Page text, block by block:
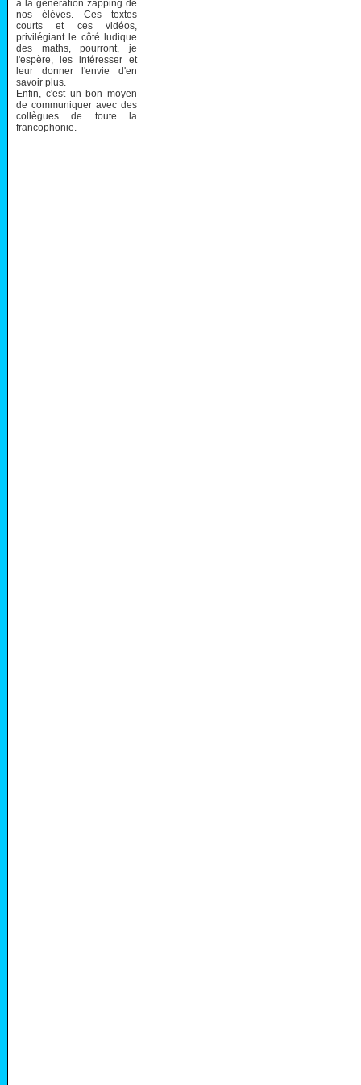
à la génération zapping de
nos élèves. Ces textes
courts et ces vidéos,
privilégiant le côté ludique
des maths, pourront, je
l'espère, les intéresser et
leur donner l'envie d'en
savoir plus.
Enfin, c'est un bon moyen
de communiquer avec des
collègues de toute la
francophonie.